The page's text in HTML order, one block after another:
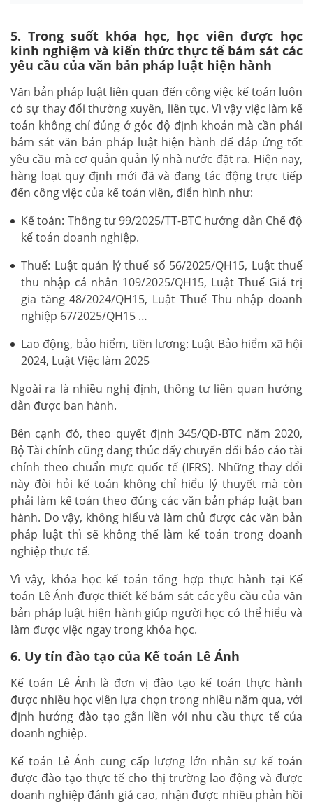
5. Trong suốt khóa học, học viên được học
kinh nghiệm và kiến thức thực tế bám sát các
yêu cầu của văn bản pháp luật hiện hành
Văn bản pháp luật liên quan đến công việc kế toán luôn
có sự thay đổi thường xuyên, liên tục. Vì vậy việc làm kế
toán không chỉ đúng ở góc độ định khoản mà cần phải
bám sát văn bản pháp luật hiện hành để đáp ứng tốt
yêu cầu mà cơ quản quản lý nhà nước đặt ra. Hiện nay,
hàng loạt quy định mới đã và đang tác động trực tiếp
đến công việc của kế toán viên, điển hình như:
Kế toán: Thông tư 99/2025/TT-BTC hướng dẫn Chế độ
kế toán doanh nghiệp.
Thuế: Luật quản lý thuế số 56/2025/QH15, Luật thuế
thu nhập cá nhân 109/2025/QH15, Luật Thuế Giá trị
gia tăng 48/2024/QH15, Luật Thuế Thu nhập doanh
nghiệp 67/2025/QH15 …
Lao động, bảo hiểm, tiền lương: Luật Bảo hiểm xã hội
2024, Luật Việc làm 2025
Ngoài ra là nhiều nghị định, thông tư liên quan hướng
dẫn được ban hành.
Bên cạnh đó, theo quyết định 345/QĐ-BTC năm 2020,
Bộ Tài chính cũng đang thúc đẩy chuyển đổi báo cáo tài
chính theo chuẩn mực quốc tế (IFRS). Những thay đổi
này đòi hỏi kế toán không chỉ hiểu lý thuyết mà còn
phải làm kế toán theo đúng các văn bản pháp luật ban
hành. Do vậy, không hiểu và làm chủ được các văn bản
pháp luật thì sẽ không thể làm kế toán trong doanh
nghiệp thực tế.
Vì vậy, khóa học kế toán tổng hợp thực hành tại Kế
toán Lê Ánh được thiết kế bám sát các yêu cầu của văn
bản pháp luật hiện hành giúp người học có thể hiểu và
làm được việc ngay trong khóa học.
6. Uy tín đào tạo của Kế toán Lê Ánh
Kế toán Lê Ánh là đơn vị đào tạo kế toán thực hành
được nhiều học viên lựa chọn trong nhiều năm qua, với
định hướng đào tạo gắn liền với nhu cầu thực tế của
doanh nghiệp.
Kế toán Lê Ánh cung cấp lượng lớn nhân sự kế toán
được đào tạo thực tế cho thị trường lao động và được
doanh nghiệp đánh giá cao, nhận được nhiều phản hồi